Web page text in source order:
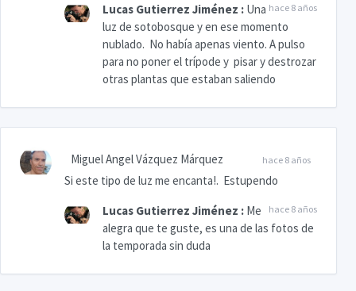
Lucas Gutierrez Jiménez : hace 8 años
Una
luz de sotobosque y en ese momento
nublado. No había apenas viento. A pulso
para no poner el trípode y pisar y destrozar
otras plantas que estaban saliendo
hace 8 años
Miguel Angel Vázquez Márquez
Si este tipo de luz me encanta!. Estupendo
Lucas Gutierrez Jiménez : hace 8 años
Me
alegra que te guste, es una de las fotos de
la temporada sin duda